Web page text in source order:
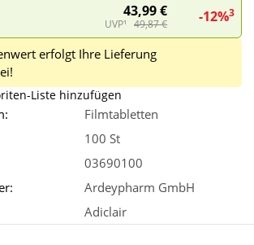
43,99 €
UVP¹ 49,87 € -12%3
erfolgt Ihre Lieferung
Liste hinzufügen
Filmtabletten
100 St
03690100
Ardeypharm GmbH
Adiclair